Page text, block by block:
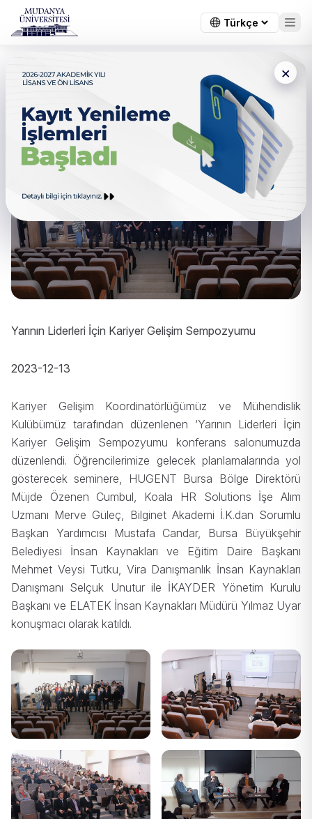
×
Yarının Liderleri İçin Kariyer
Gelişim Sempozyumu
Yarının Liderleri İçin Kariyer Gelişim Sempozyumu
2023-12-13
Kariyer Gelişim Koordinatörlüğümüz ve Mühendislik
Kulübümüz tarafından düzenlenen ‘Yarının Liderleri İçin
Kariyer Gelişim Sempozyumu konferans salonumuzda
düzenlendi. Öğrencilerimize gelecek planlamalarında yol
gösterecek seminere, HUGENT Bursa Bölge Direktörü
Müjde Özenen Cumbul, Koala HR Solutions İşe Alım
Uzmanı Merve Güleç, Bilginet Akademi İ.K.dan Sorumlu
Başkan Yardımcısı Mustafa Candar, Bursa Büyükşehir
Belediyesi İnsan Kaynakları ve Eğitim Daire Başkanı
Mehmet Veysi Tutku, Vira Danışmanlık İnsan Kaynakları
Danışmanı Selçuk Unutur ile İKAYDER Yönetim Kurulu
Başkanı ve ELATEK İnsan Kaynakları Müdürü Yılmaz Uyar
konuşmacı olarak katıldı.